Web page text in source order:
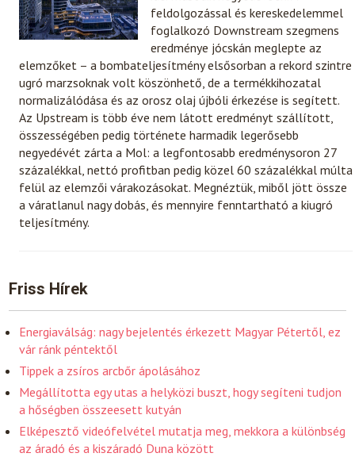
feldolgozással és kereskedelemmel
foglalkozó Downstream szegmens
eredménye jócskán meglepte az
elemzőket – a bombateljesítmény elsősorban a rekord szintre
ugró marzsoknak volt köszönhető, de a termékkihozatal
normalizálódása és az orosz olaj újbóli érkezése is segített.
Az Upstream is több éve nem látott eredményt szállított,
összességében pedig története harmadik legerősebb
negyedévét zárta a Mol: a legfontosabb eredménysoron 27
százalékkal, nettó profitban pedig közel 60 százalékkal múlta
felül az elemzői várakozásokat. Megnéztük, miből jött össze
a váratlanul nagy dobás, és mennyire fenntartható a kiugró
teljesítmény.
Friss Hírek
Energiaválság: nagy bejelentés érkezett Magyar Pétertől, ez
vár ránk péntektől
Tippek a zsíros arcbőr ápolásához
Megállította egy utas a helyközi buszt, hogy segíteni tudjon
a hőségben összeesett kutyán
Elképesztő videófelvétel mutatja meg, mekkora a különbség
az áradó és a kiszáradó Duna között